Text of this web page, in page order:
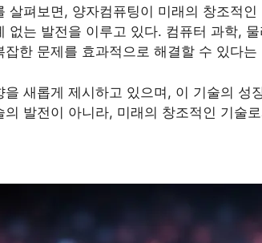
살펴보면, 양자컴퓨팅이 미래의 창조적
없는 발전을 이루고 있다. 컴퓨터 과학,
한 문제를 효과적으로 해결할 수 있다는
새롭게 제시하고 있으며, 이 기술의
발전이 아니라, 미래의 창조적인 기술